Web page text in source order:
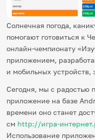
Игры и
Знания в тестах
Викторина
Словарь
Настолка
Комиксы
Стихи
Педагогам
Школа наставников
Солнечная погода,
помогают готовиться к
онлайн-чемпионату
приложением,
и мобильных устройств,
Сегодня, мы с радостью
приложение на базе
времени оно станет
см http://игра-
Использование